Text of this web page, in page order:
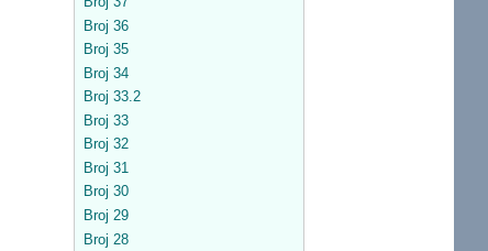
Broj 36
Broj 35
Broj 34
Broj 33.2
Broj 33
Broj 32
Broj 31
Broj 30
Broj 29
Broj 28